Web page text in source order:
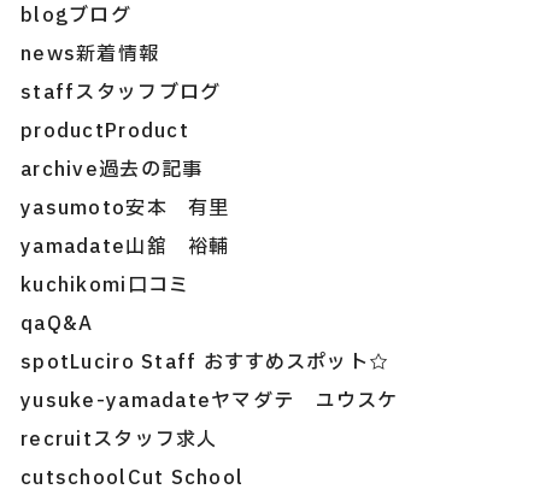
blogブログ
news新着情報
staffスタッフブログ
productProduct
archive過去の記事
yasumoto安本 有里
yamadate山舘 裕輔
kuchikomi 口コミ
qaQ&A
spotLuciro Staff おすすめスポット☆
yusuke-yamadateヤマダテ ユウスケ
recruitスタッフ求人
cutschoolCut School